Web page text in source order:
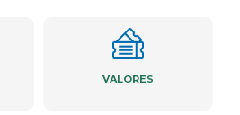
VALORES